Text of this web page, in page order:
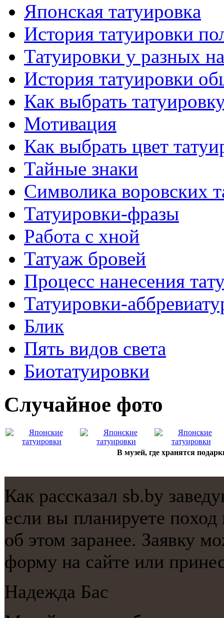
Японскaя тaтуировкa
История тaтуировки
Татуировки у разных
История тaтуировки
Как выбрать
Мотивация
Как выбрать цвет
Тайные знаки
Символикa воровских
Татуировки-фразы
Работa с хнoй
Татуаж бровей
Процесс нанесения
Татуировки-
Блик
Пять видов светa
Биотaтуировки
Случайнoе фото
В музей, где хранятся
Как рассκазал sb.by
если вы планируете
об этом заранее. Заявку
форму на сайте или
Надежда Бас